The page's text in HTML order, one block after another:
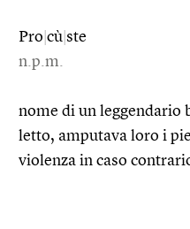
Pro cù ste
n.p.m.
nome di un leggendario
letto, amputava loro i
violenza in caso